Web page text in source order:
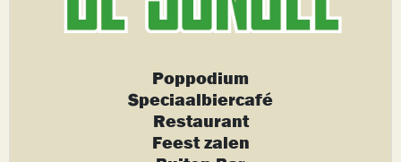
Poppodium
Speciaalbiercafé
Restaurant
Feest zalen